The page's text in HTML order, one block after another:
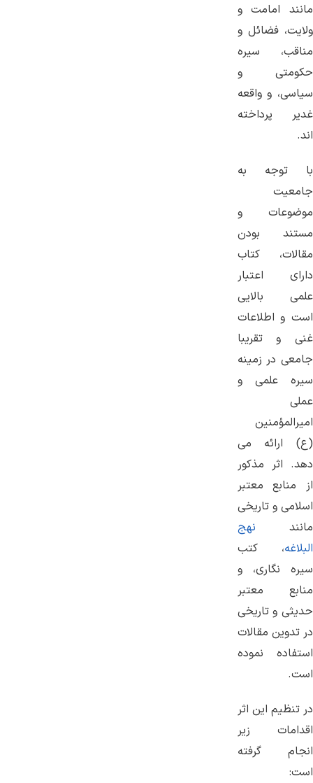
مانند امامت و
ولایت، فضائل و
مناقب، سیره
حکومتی و
سیاسی، و واقعه
غدیر پرداخته
اند.
با توجه به
جامعیت
موضوعات و
مستند بودن
مقالات، کتاب
دارای اعتبار
علمی بالایی
است و اطلاعات
غنی و تقریبا
جامعی در زمینه
سیره علمی و
عملی
امیرالمؤمنین
(ع) ارائه می
دهد. اثر مذکور
از منابع معتبر
اسلامی و تاریخی
مانند نهج
البلاغه، کتب
سیره نگاری، و
منابع معتبر
حدیثی و تاریخی
در تدوین مقالات
استفاده نموده
است.
در تنظیم این اثر
اقدامات زیر
انجام گرفته
است: